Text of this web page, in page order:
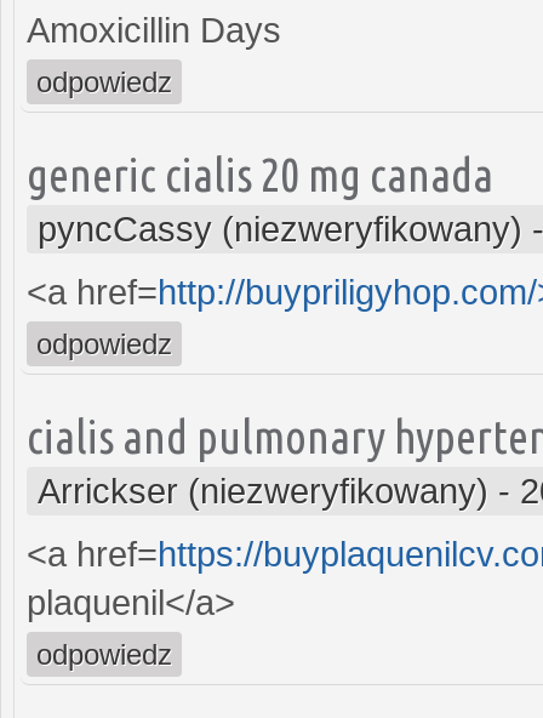
Amoxicillin Days
odpowiedz
generic cialis 20 mg canada
pyncCassy (niezweryfikowany)
<a href=http://
odpowiedz
cialis and pulmonary
Arrickser (niezweryfikowany) -
<a href=https://
plaquenil</a>
odpowiedz